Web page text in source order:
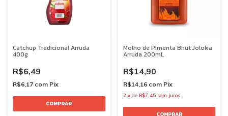
Catchup Tradicional Arruda
400g
R$6,49
R$6,17 com Pix
Molho de Pimenta Bhut Jolokia
Arruda 200mL
R$14,90
R$14,16 com Pix
2 x de R$7,45 sem juros